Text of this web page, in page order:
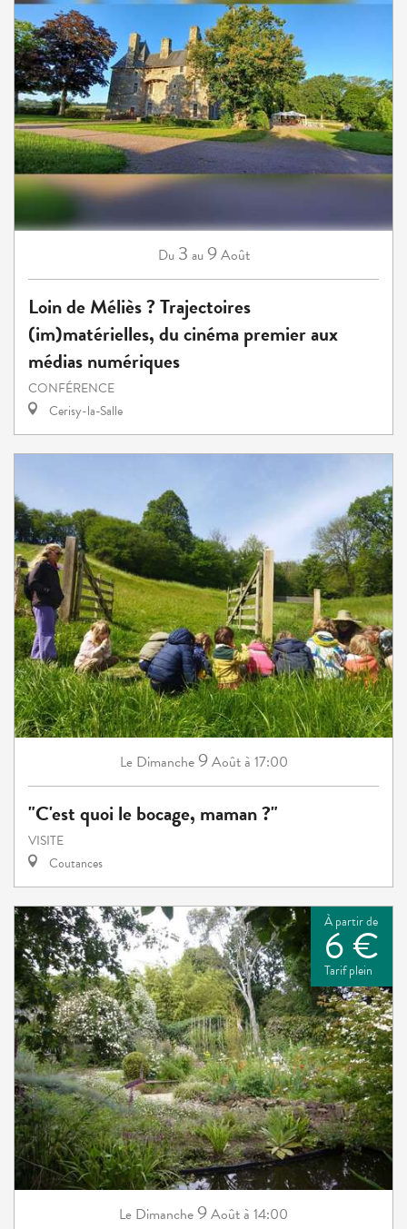
Du 3 au 9Août
Loin de Méliès ? Trajectoires
(im)matérielles, du cinéma premier aux
médias numériques
CONFÉRENCE
Cerisy-la-Salle
Le Dimanche9Aoûtà 17:00
"C'est quoi le bocage, maman ?"
VISITE
Coutances
À partir de
6 €
Tarif plein
Le Dimanche9Aoûtà 14:00